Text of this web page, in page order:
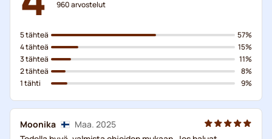
960arvostelut
5 tähteä
4 tähteä
3 tähteä
2 tähteä
1 tähti
57%
15%
11%
8%
9%
Moonika
Maa. 2025